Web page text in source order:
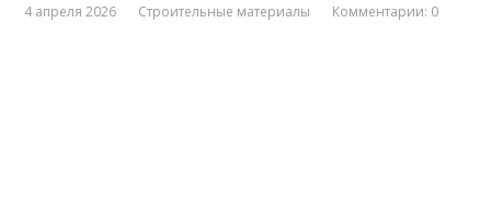
4 апреля 2026 Строительные материалы Комментарии: 0